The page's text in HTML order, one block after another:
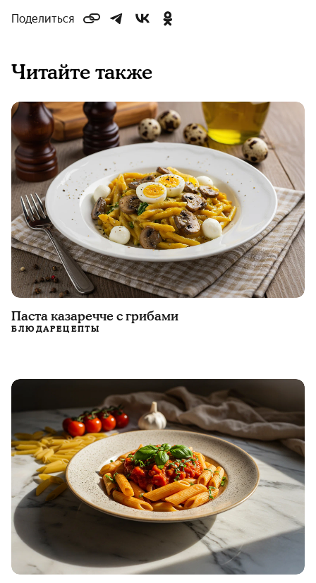
Поделиться
Читайте также
Паста казаречче с грибами
БЛЮДАРЕЦЕПТЫ